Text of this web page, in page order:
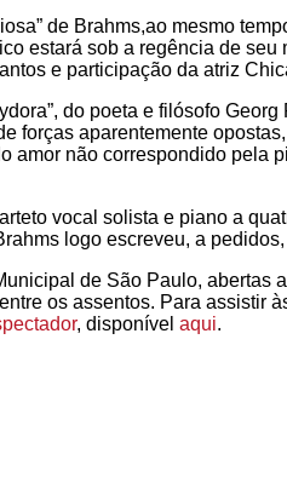
de Brahms,ao mesmo
estará sob a regência de
e participação da atriz
do poeta e filósofo
forças aparentemente
amor não correspondido
vocal solista e piano a
logo escreveu, a
de São Paulo,
os assentos. Para
, disponível aqui.